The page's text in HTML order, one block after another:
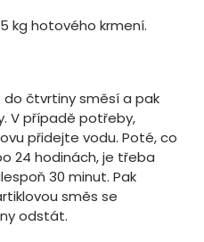
kg hotového krmení.
do čtvrtiny směsí a pak
V případě potřeby,
přidejte vodu. Poté, co
24 hodinách, je třeba
30 minut. Pak
směs se
odstát.